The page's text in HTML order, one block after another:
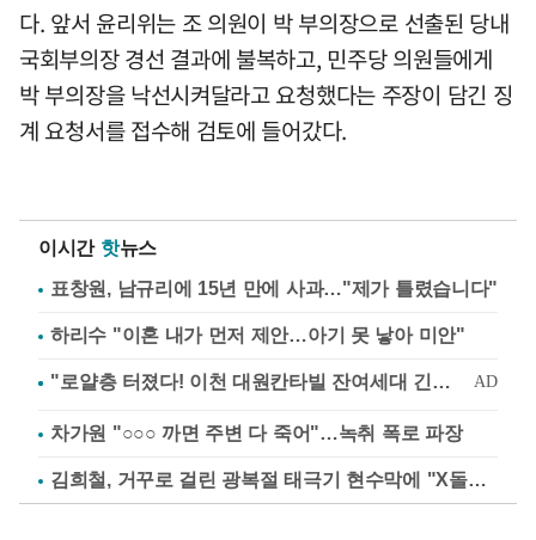
다. 앞서 윤리위는 조 의원이 박 부의장으로 선출된 당내
국회부의장 경선 결과에 불복하고, 민주당 의원들에게
박 부의장을 낙선시켜달라고 요청했다는 주장이 담긴 징
계 요청서를 접수해 검토에 들어갔다.
이시간 핫뉴스
표창원, 남규리에 15년 만에 사과…"제가 틀렸습니다"
하리수 "이혼 내가 먼저 제안…아기 못 낳아 미안"
차가원 "○○○ 까면 주변 다 죽어"…녹취 폭로 파장
김희철, 거꾸로 걸린 광복절 태극기 현수막에 "X돌았네"